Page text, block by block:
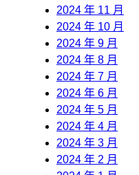
2024 年 11 月
2024 年 10 月
2024 年 9 月
2024 年 8 月
2024 年 7 月
2024 年 6 月
2024 年 5 月
2024 年 4 月
2024 年 3 月
2024 年 2 月